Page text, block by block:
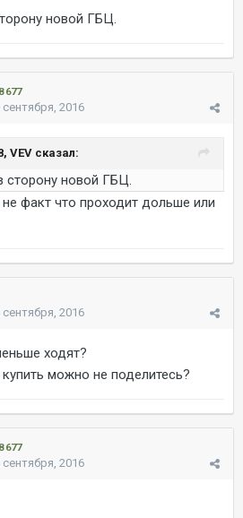
новой ГБЦ.
8 677
сентября, 2016
VEV сказал:
сторону новой ГБЦ.
факт что проходит дольше или
сентября, 2016
ходят?
можно не поделитесь?
8 677
сентября, 2016